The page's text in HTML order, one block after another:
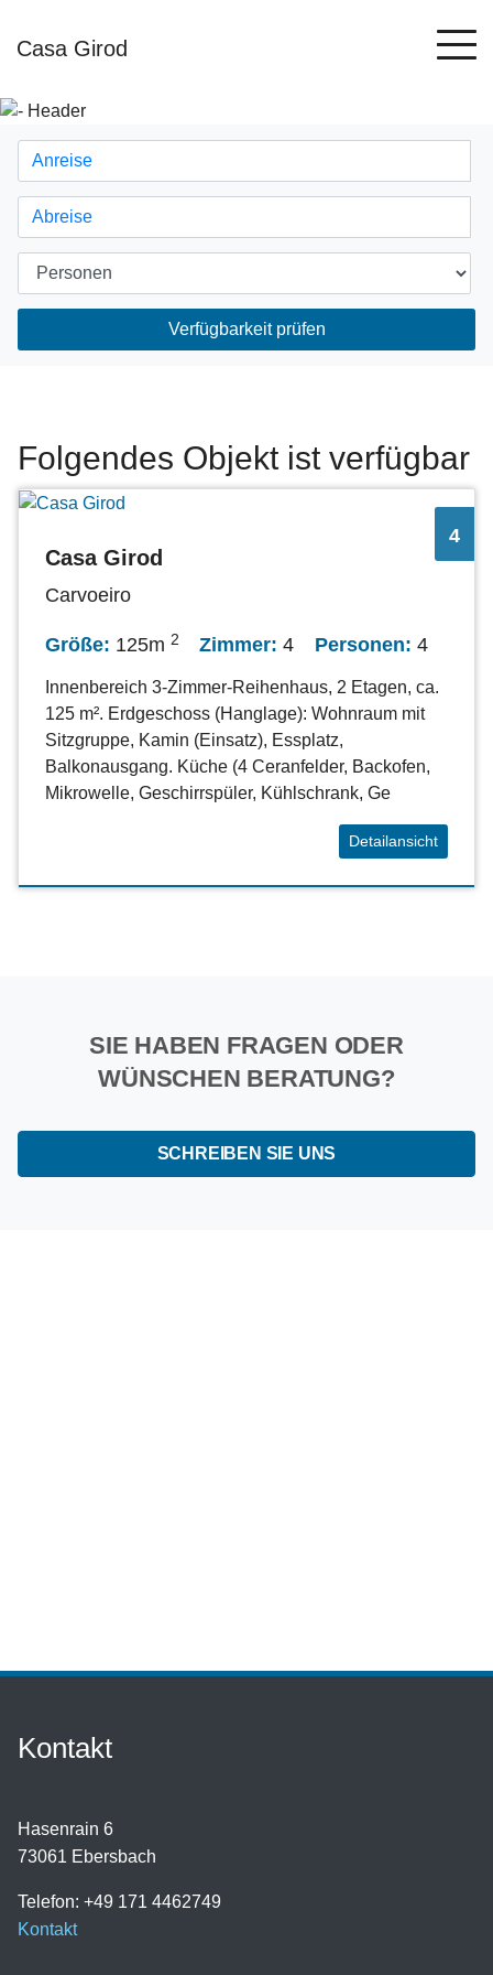
Casa Girod
Verfügbarkeit prüfen
Folgendes Objekt ist verfügbar
Casa Girod
Carvoeiro
Größe: 125m 2 Zimmer:4 Personen: 4
Innenbereich 3-Zimmer-Reihenhaus, 2 Etagen, ca.
125 m². Erdgeschoss (Hanglage): Wohnraum mit
Sitzgruppe, Kamin (Einsatz), Essplatz,
Balkonausgang. Küche (4 Ceranfelder, Backofen,
Mikrowelle, Geschirrspüler, Kühlschrank, Ge
Detailansicht
4
SIE HABEN FRAGEN ODER
WÜNSCHEN BERATUNG?
SCHREIBEN SIE UNS
Kontakt
Hasenrain 6
73061 Ebersbach
Telefon: +49 171 4462749
Kontakt